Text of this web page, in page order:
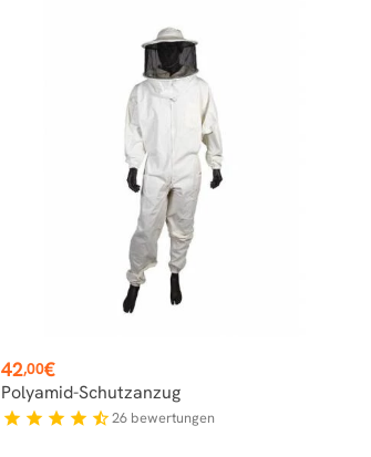
Preis
42,00€
Polyamid-Schutzanzug
star star star star star_half26 bewertungen